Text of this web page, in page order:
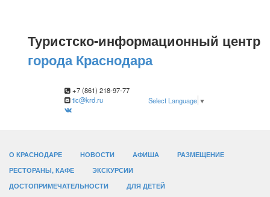
Туристско-информационный центр
города Краснодара
+7 (861) 218-97-77
tic@krd.ru
Select Language ▼
О КРАСНОДАРЕ НОВОСТИ АФИША
РАЗМЕЩЕНИЕ
РЕСТОРАНЫ, КАФЕ
ЭКСКУРСИИ
ДОСТОПРИМЕЧАТЕЛЬНОСТИ
ДЛЯ ДЕТЕЙ